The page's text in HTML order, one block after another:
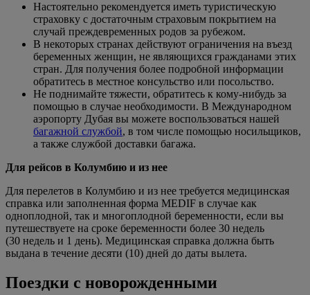
Настоятельно рекомендуется иметь туристическую
страховку с достаточным страховым покрытием на
случай преждевременных родов за рубежом.
В некоторых странах действуют ограничения на въезд
беременных женщин, не являющихся гражданами этих
стран. Для получения более подробной информации
обратитесь в местное консульство или посольство.
Не поднимайте тяжести, обратитесь к кому-нибудь за
помощью в случае необходимости. В Международном
аэропорту Дубая вы можете воспользоваться нашей
багажной службой, в том числе помощью носильщиков,
а также службой доставки багажа.
Для рейсов в Колумбию и из нее
Для перелетов в Колумбию и из нее требуется медицинская
справка или заполненная форма MEDIF в случае как
одноплодной, так и многоплодной беременности, если вы
путешествуете на сроке беременности более 30 недель
(30 недель и 1 день). Медицинская справка должна быть
выдана в течение десяти (10) дней до даты вылета.
Поездки с новорожденными